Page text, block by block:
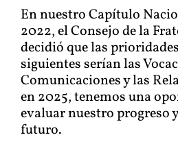
En nuestro Capítulo
2022, el Consejo de la
decidió que las
siguientes serían las
Comunicaciones y las
en 2025, tenemos una
evaluar nuestro progreso
futuro.